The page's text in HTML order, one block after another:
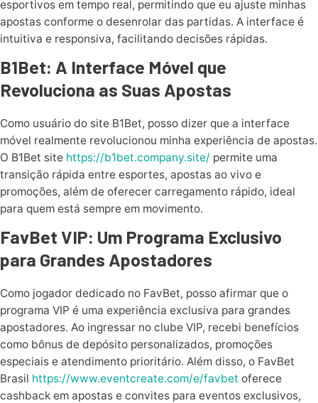
esportivos em tempo real, permitindo que eu ajuste minhas
apostas conforme o desenrolar das partidas. A interface é
intuitiva e responsiva, facilitando decisões rápidas.
B1Bet: A Interface Móvel que
Revoluciona as Suas Apostas
Como usuário do site B1Bet, posso dizer que a interface
móvel realmente revolucionou minha experiência de apostas.
O B1Bet site https://b1bet.company.site/ permite uma
transição rápida entre esportes, apostas ao vivo e
promoções, além de oferecer carregamento rápido, ideal
para quem está sempre em movimento.
FavBet VIP: Um Programa Exclusivo
para Grandes Apostadores
Como jogador dedicado no FavBet, posso afirmar que o
programa VIP é uma experiência exclusiva para grandes
apostadores. Ao ingressar no clube VIP, recebi benefícios
como bônus de depósito personalizados, promoções
especiais e atendimento prioritário. Além disso, o FavBet
Brasil https://www.eventcreate.com/e/favbet oferece
cashback em apostas e convites para eventos exclusivos,